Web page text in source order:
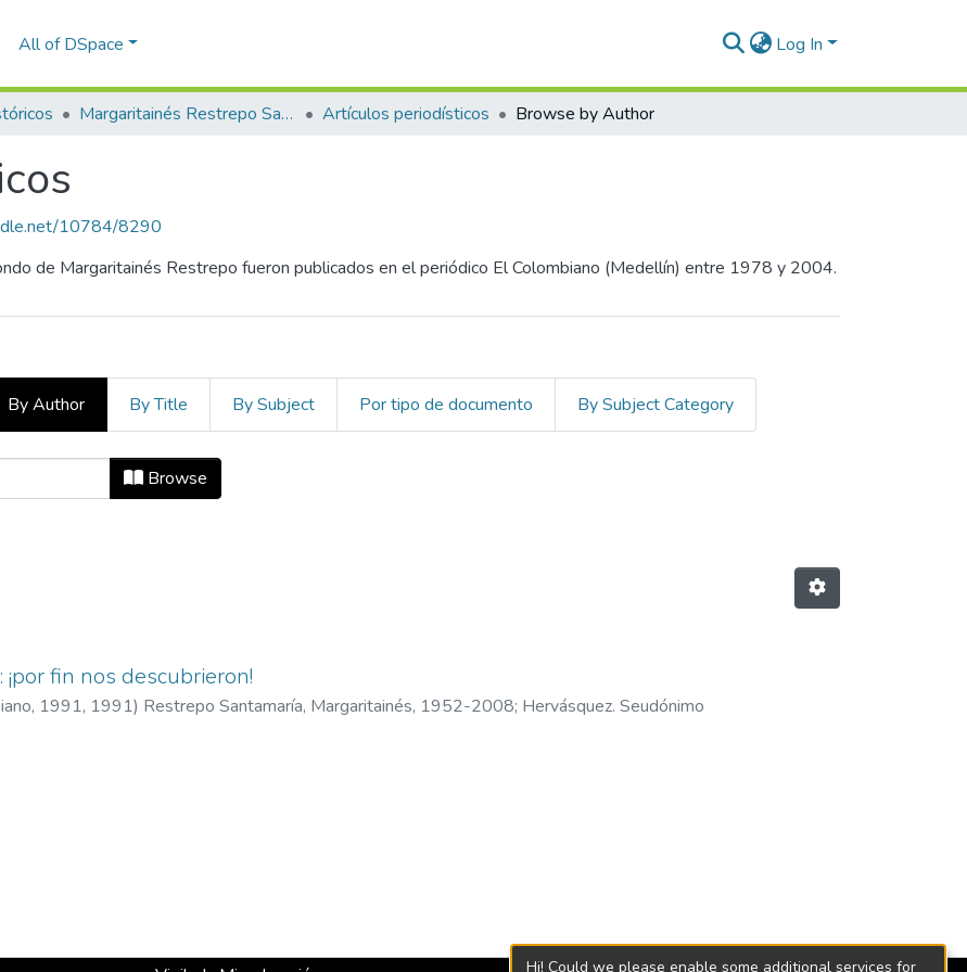
All of DSpace Log In
Margaritainés Restrepo Santamaría Artículos periodísticos Browse by Author
10784/8290
de Margaritainés Restrepo fueron publicados en el periódico El Colombiano (Medellín) entre 1978 y 2004.
By Author By Title By Subject Por tipo de documento By Subject Category
by Author "Hervásquez. Seudónimo"
Browse
fin nos descubrieron!
1991, 1991) Restrepo Santamaría, Margaritainés, 1952-2008; Hervásquez. Seudónimo
Hi! Could we please enable some additional services for